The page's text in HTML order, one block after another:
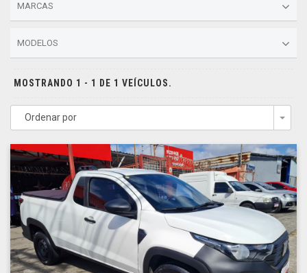
MARCAS
MODELOS
MOSTRANDO 1 - 1 DE 1 VEÍCULOS.
Ordenar por